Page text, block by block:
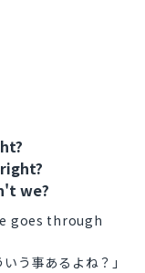
we?
goes through
う事あるよね？」